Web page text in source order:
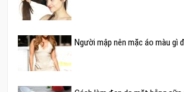
Người mập nên mặc áo màu gì